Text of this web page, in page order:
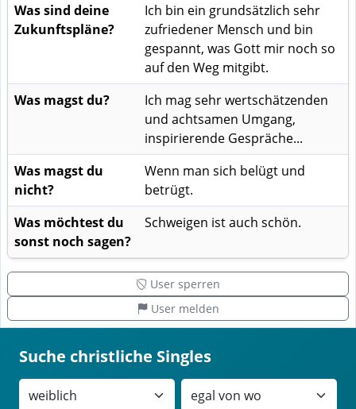
Was sind deine
Zukunftspläne?
Ich bin ein grundsätzlich sehr
zufriedener Mensch und bin
gespannt, was Gott mir noch so
auf den Weg mitgibt.
Was magst du?
Ich mag sehr wertschätzenden
und achtsamen Umgang,
inspirierende Gespräche...
Was magst du
nicht?
Wenn man sich belügt und
betrügt.
Was möchtest du
sonst noch sagen?
Schweigen ist auch schön.
User sperren
User melden
Suche christliche Singles